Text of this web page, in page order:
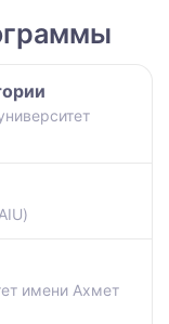
имени Ахмет